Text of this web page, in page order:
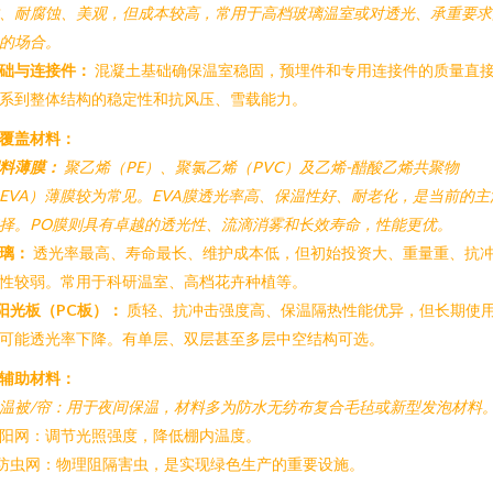
耐腐蚀、美观，但成本较高，常用于高档玻璃温室或对透光、承重要
场合。
与连接件： 混凝土基础确保温室稳固，预埋件和专用连接件的质量直
到整体结构的稳定性和抗风压、雪载能力。
盖材料：
薄膜： 聚乙烯（PE）、聚氯乙烯（PVC）及乙烯-醋酸乙烯共聚物
）薄膜较为常见。EVA膜透光率高、保温性好、耐老化，是当前的主
。PO膜则具有卓越的透光性、流滴消雾和长效寿命，性能更优。
： 透光率最高、寿命最长、维护成本低，但初始投资大、重量重、抗
较弱。常用于科研温室、高档花卉种植等。
光板（PC板）： 质轻、抗冲击强度高、保温隔热性能优异，但长期使
能透光率下降。有单层、双层甚至多层中空结构可选。
助材料：
被/帘：用于夜间保温，材料多为防水无纺布复合毛毡或新型发泡材料
网：调节光照强度，降低棚内温度。
虫网：物理阻隔害虫，是实现绿色生产的重要设施。